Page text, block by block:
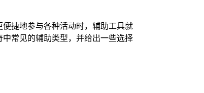
捷地参与各种活动时，辅助工具就
常见的辅助类型，并给出一些选择